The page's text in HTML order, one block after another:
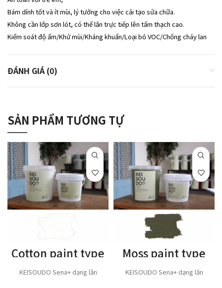
Bám dính tốt và ít mùi, lý tưởng cho việc cải tạo sửa chữa.
Không cần lớp sơn lót, có thể lăn trực tiếp lên tấm thạch cao.
Kiểm soát độ ẩm/Khử mùi/Kháng khuẩn/Loại bỏ VOC/Chống cháy lan
ĐÁNH GIÁ (0)
SẢN PHẨM TƯƠNG TỰ
Cotton paint type
KEISOUDO Sena+ dạng lăn
Moss paint type
KEISOUDO Sena+ dạng lăn